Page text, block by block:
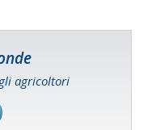
agricoltori